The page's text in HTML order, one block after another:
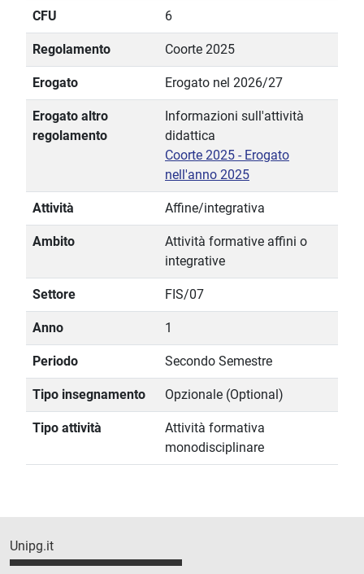
CFU 6
Regolamento Coorte 2025
Erogato Erogato nel 2026/27
Erogato altro
regolamento
Informazioni sull'attività
didattica
Coorte 2025 - Erogato
nell'anno 2025
Attività Affine/integrativa
Ambito
Attività formative affini o
integrative
Settore FIS/07
Anno 1
Periodo Secondo Semestre
Tipo insegnamento Opzionale (Optional)
Tipo attività
Attività formativa
monodisciplinare
Unipg.it